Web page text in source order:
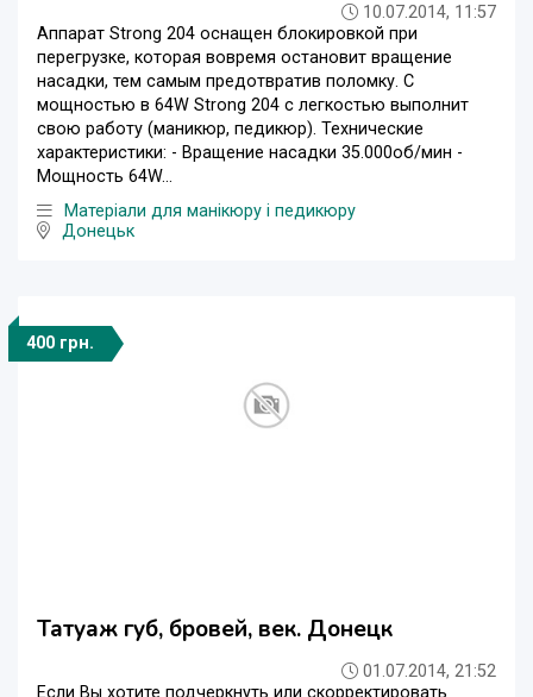
10.07.2014, 11:57
Аппарат Strong 204 оснащен блокировкой при
перегрузке, которая вовремя остановит вращение
насадки, тем самым предотвратив поломку. С
мощностью в 64W Strong 204 с легкостью выполнит
свою работу (маникюр, педикюр). Технические
характеристики: - Вращение насадки 35.000об/мин -
Мощность 64W...
Матеріали для манікюру і педикюру
Донецьк
400 грн.
Татуаж губ, бровей, век. Донецк
01.07.2014, 21:52
Если Вы хотите подчеркнуть или скорректировать